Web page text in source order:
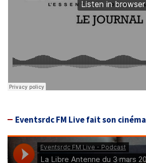
Eventsrdc FM Live fait son cinéma